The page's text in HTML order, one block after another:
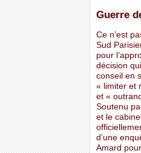
Guerre
Ce n’est
Sud
pour
décision
conseil en
« limiter et
et «
Soutenu
et le
d’une
Amard